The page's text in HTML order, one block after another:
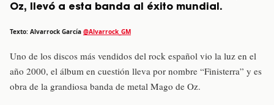
Oz, llevó a esta banda al éxito mundial.
Texto: Alvarrock García @Alvarrock_GM
Uno de los discos más vendidos del rock español vio la luz en el
año 2000, el álbum en cuestión lleva por nombre “Finisterra” y es
obra de la grandiosa banda de metal Mago de Oz.